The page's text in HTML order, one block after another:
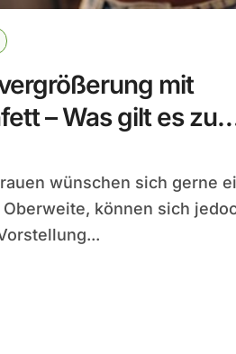
mit
– Was gilt es zu
können sich